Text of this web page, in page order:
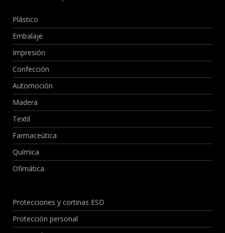
Plástico
Embalaje
Impresión
Confección
Automoción
Madera
Textil
Farmaceútica
Química
Ofimática
Protecciones y cortinas ESD
Protección personal